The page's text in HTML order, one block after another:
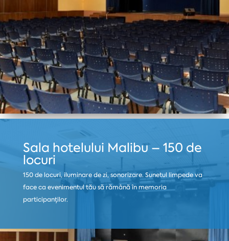
Sala hotelului Malibu – 150 de
locuri
150 de locuri, iluminare de zi, sonorizare. Sunetul limpede va
face ca evenimentul tău să rămână în memoria
participanților.